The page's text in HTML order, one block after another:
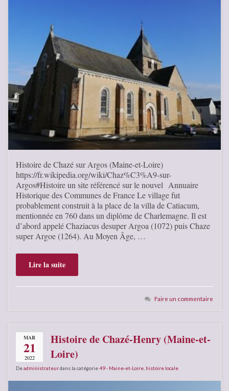
Histoire de Chazé sur Argos (Maine-et-Loire)
https://fr.wikipedia.org/wiki/Chaz%C3%A9-sur-
Argos#Histoire un site référencé sur le nouvel Annuaire
Historique des Communes de France Le village fut
probablement construit à la place de la villa de Catiacum,
mentionnée en 760 dans un diplôme de Charlemagne. Il est
d’abord appelé Chaziacus desuper Argoa (1072) puis Chaze
super Argoe (1264). Au Moyen Âge, …
Lire la suite
Faire un commentaire
MAR
21
2022
Histoire de Chazé-Henry (Maine-et-
Loire)
Deadministrateurdans la catégorie49 - Maine-et-Loire, histoire locale